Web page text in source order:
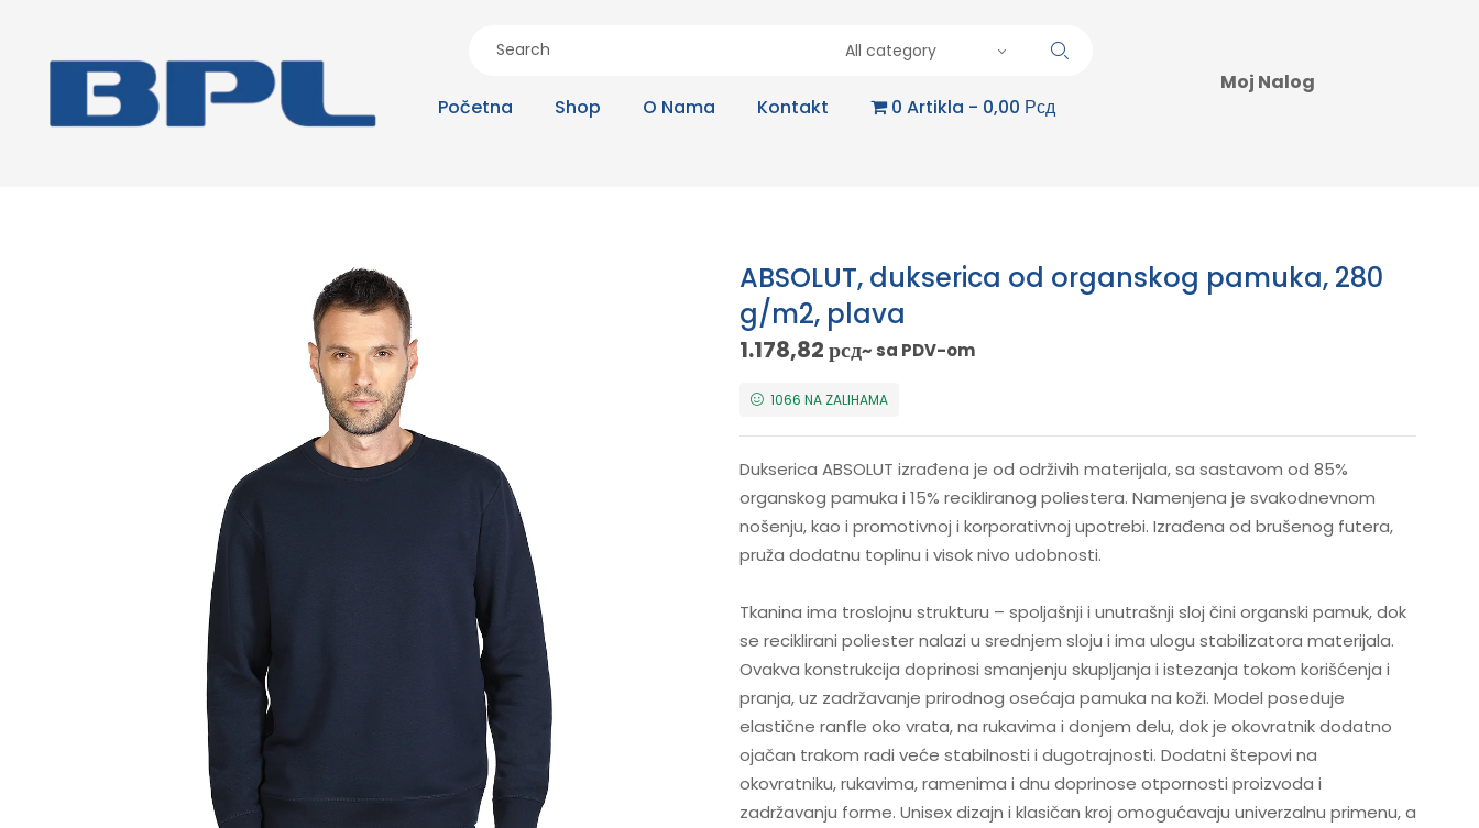
All category
Početna Shop O Nama Kontakt 0 Artikla 0,00 Рсд
Moj Nalog
ABSOLUT, dukserica od organskog pamuka, 280
g/m2, plava
1.178,82рсд~ sa PDV-om
1066 NA ZALIHAMA
Dukserica ABSOLUT izrađena je od održivih materijala, sa sastavom od 85%
organskog pamuka i 15% recikliranog poliestera. Namenjena je svakodnevnom
nošenju, kao i promotivnoj i korporativnoj upotrebi. Izrađena od brušenog futera,
pruža dodatnu toplinu i visok nivo udobnosti.
Tkanina ima troslojnu strukturu – spoljašnji i unutrašnji sloj čini organski pamuk, dok
se reciklirani poliester nalazi u srednjem sloju i ima ulogu stabilizatora materijala.
Ovakva konstrukcija doprinosi smanjenju skupljanja i istezanja tokom korišćenja i
pranja, uz zadržavanje prirodnog osećaja pamuka na koži. Model poseduje
elastične ranfle oko vrata, na rukavima i donjem delu, dok je okovratnik dodatno
ojačan trakom radi veće stabilnosti i dugotrajnosti. Dodatni štepovi na
okovratniku, rukavima, ramenima i dnu doprinose otpornosti proizvoda i
zadržavanju forme. Unisex dizajn i klasičan kroj omogućavaju univerzalnu primenu, a